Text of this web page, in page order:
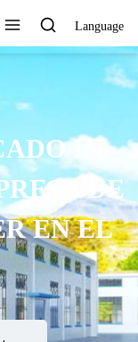
Language